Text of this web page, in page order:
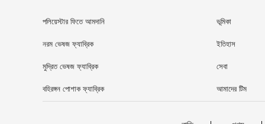
পলিয়েস্টার ফিতে আমদানি
নরম ভেষজ ফ্যাব্রিক
মুদ্রিত ভেষজ ফ্যাব্রিক
বহিরঙ্গন পোশাক ফ্যাব্রিক
ভূমিকা
ইতিহাস
সেবা
আমাদের টিম